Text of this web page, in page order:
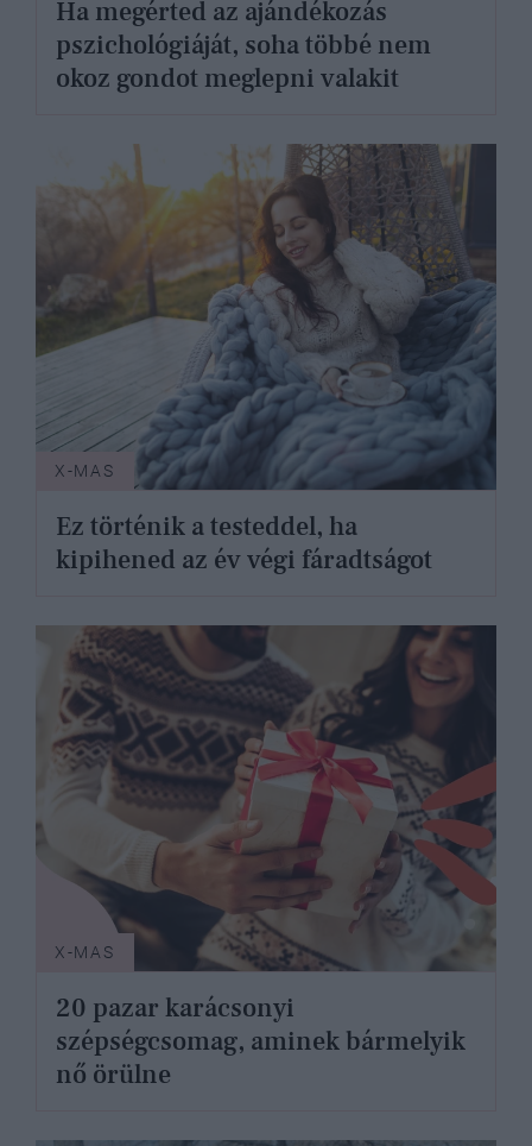
Ha megérted az ajándékozás
pszichológiáját, soha többé nem
okoz gondot meglepni valakit
X-MAS
Ez történik a testeddel, ha
kipihened az év végi fáradtságot
X-MAS
20 pazar karácsonyi
szépségcsomag, aminek bármelyik
nő örülne